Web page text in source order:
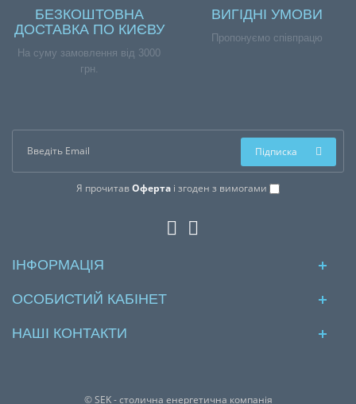
БЕЗКОШТОВНА
ДОСТАВКА ПО КИЄВУ
На суму замовлення від 3000
грн.
ВИГІДНІ УМОВИ
Пропонуємо співпрацю
Я прочитавОферта і згоден з вимогами
Підписка
ІНФОРМАЦІЯ
ОСОБИСТИЙ КАБІНЕТ
НАШІ КОНТАКТИ
© SEK - столична енергетична компанія